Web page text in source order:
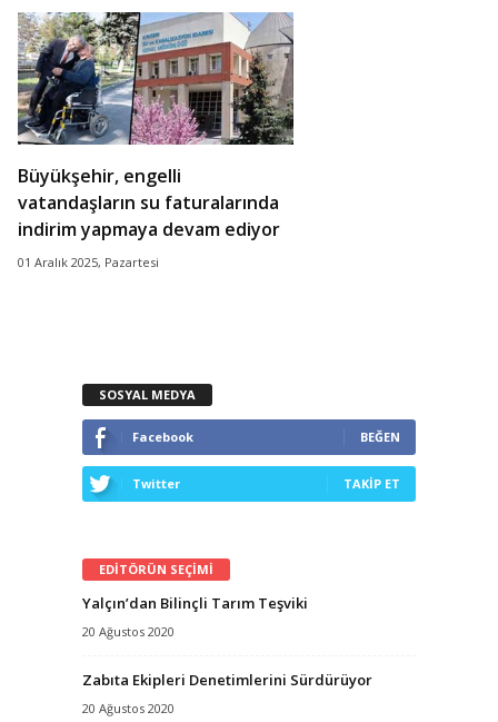
Büyükşehir, engelli
vatandaşların su faturalarında
indirim yapmaya devam ediyor
01 Aralık 2025, Pazartesi
SOSYAL MEDYA
Facebook BEĞEN
Twitter TAKİP ET
EDİTÖRÜN SEÇİMİ
Yalçın’dan Bilinçli Tarım Teşviki
20 Ağustos 2020
Zabıta Ekipleri Denetimlerini Sürdürüyor
20 Ağustos 2020